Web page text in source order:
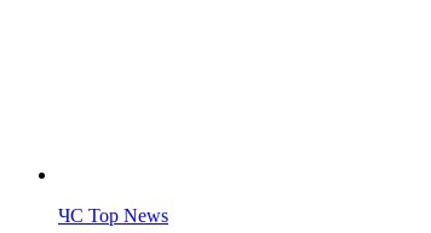
ЧС Top News